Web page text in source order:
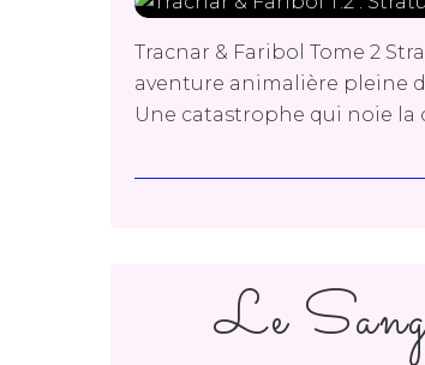
Tracnar & Faribol Tome 2
aventure animalière pleine
Une catastrophe qui noie la
Le